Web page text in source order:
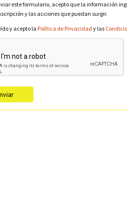
este formulario, acepto que la información
y las acciones que puedan surgir.
y acepto laPolítica de Privacidad y las